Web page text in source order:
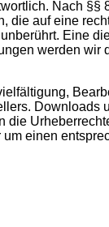
Nach
die auf eine
Eine
werden wir
Downloads
einen